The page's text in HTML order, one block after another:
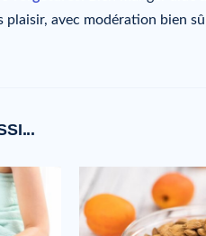
plaisir, avec modération bien